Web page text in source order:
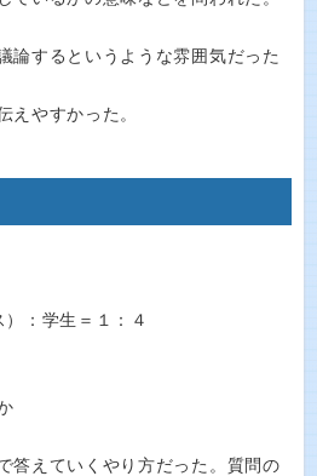
論するというような雰囲気だった
えやすかった。
：学生＝１：４
答えていくやり方だった。質問の